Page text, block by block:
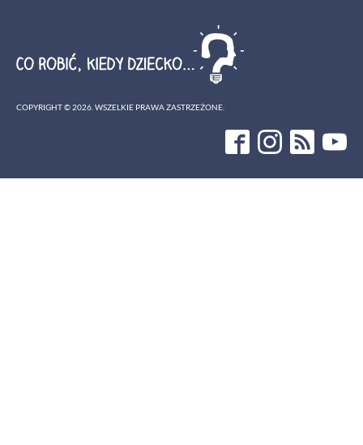
COPYRIGHT ©2026 . WSZELKIE PRAWA ZASTRZEŻONE.